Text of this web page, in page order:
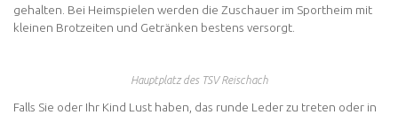
gehalten. Bei Heimspielen werden die Zuschauer im Sportheim mit
kleinen Brotzeiten und Getränken bestens versorgt.
Hauptplatz des TSV Reischach
Falls Sie oder Ihr Kind Lust haben, das runde Leder zu treten oder in